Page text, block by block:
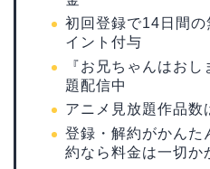
初回登録で14日間
イント付与
『お兄ちゃんはお
題配信中
アニメ見放題作品数
登録・解約がかんた
約なら料金は一切か